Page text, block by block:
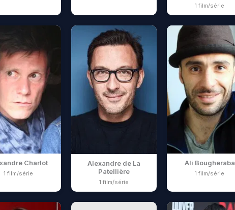
1 film/série
Charlot
1 film/série
Alexandre de La
Patellière
1 film/série
Ali Bougheraba
1 film/série